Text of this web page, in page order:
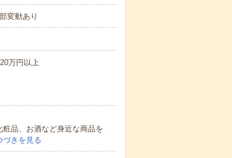
変動あり
万円以上
品、お酒など身近な商品を
づきを見る